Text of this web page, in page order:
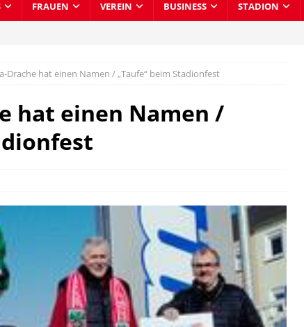
FRAUEN VEREIN BUSINESS STADION
Drache hat einen Namen / „Taufe“ beim Stadionfest
hat einen Namen /